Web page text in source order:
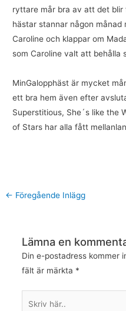
ryttare mår bra av att det blir
hästar stannar någon månad
Caroline och klappar om
som Caroline valt att behålla
MinGalopphäst är mycket
ett bra hem även efter
Superstitious, She´s like the
of Stars har alla fått
← Föregående Inlägg
Lämna en
Din e-postadress kommer
fält är märkta *